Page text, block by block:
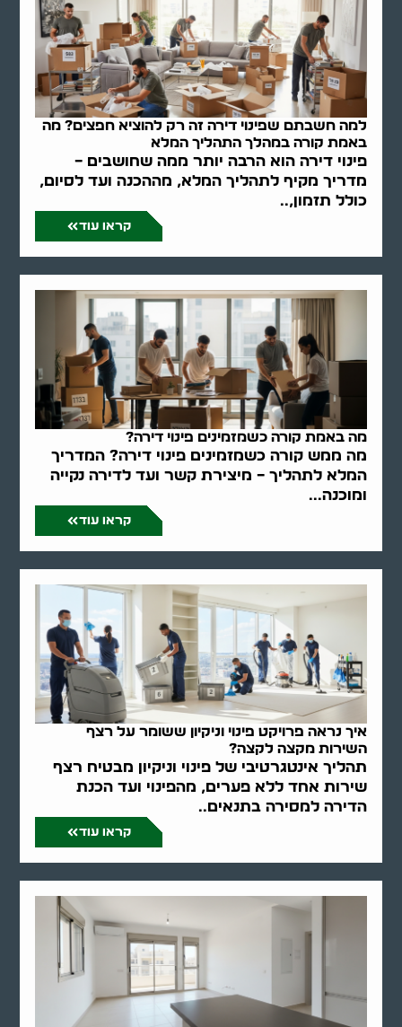
למה חשבתם שפינוי דירה זה רק להוציא חפצים? מה
באמת קורה במהלך התהליך המלא
פינוי דירה הוא הרבה יותר ממה שחושבים –
מדריך מקיף לתהליך המלא, מההכנה ועד לסיום,
כולל תזמון,..
קראו עוד
מה באמת קורה כשמזמינים פינוי דירה?
מה ממש קורה כשמזמינים פינוי דירה? המדריך
המלא לתהליך – מיצירת קשר ועד לדירה נקייה
ומוכנה...
קראו עוד
איך נראה פרויקט פינוי וניקיון ששומר על רצף
השירות מקצה לקצה?
תהליך אינטגרטיבי של פינוי וניקיון מבטיח רצף
שירות אחד ללא פערים, מהפינוי ועד הכנת
הדירה למסירה בתנאים..
קראו עוד